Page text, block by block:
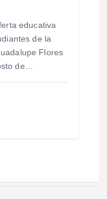
educativa
de la
Flores
de…